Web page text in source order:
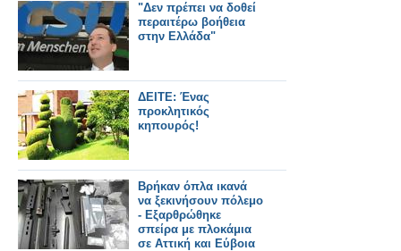
"Δεν πρέπει να δοθεί
περαιτέρω βοήθεια
στην Ελλάδα"
ΔΕΙΤΕ: Ένας
προκλητικός
κηπουρός!
Βρήκαν όπλα ικανά
να ξεκινήσουν πόλεμο
- Εξαρθρώθηκε
σπείρα με πλοκάμια
σε Αττική και Εύβοια